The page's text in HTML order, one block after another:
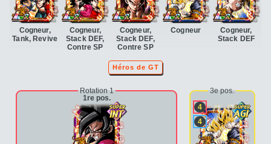
Cogneur,
Tank, Revive
Cogneur,
Stack DEF,
Contre SP
Cogneur,
Stack DEF,
Contre SP
Cogneur
Cogneur,
Stack DEF
Héros de GT
Rotation 1
1re pos.
3e pos.
4
4